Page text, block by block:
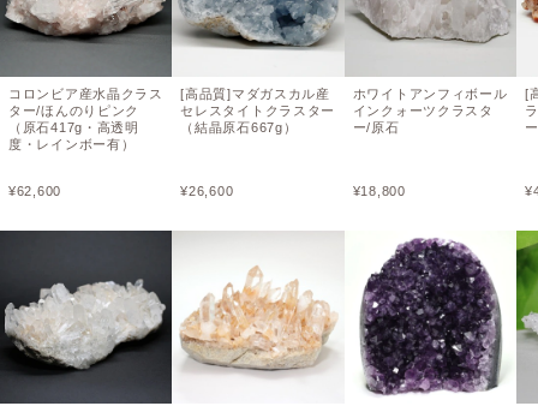
コロンビア産水晶クラス
ター/ほんのりピンク
（原石417g・高透明
度・レインボー有）
¥62,600
[高品質]マダガスカル産
セレスタイトクラスター
（結晶原石667g）
¥26,600
ホワイトアンフィボール
インクォーツクラスタ
ー/原石
¥18,800
[
¥